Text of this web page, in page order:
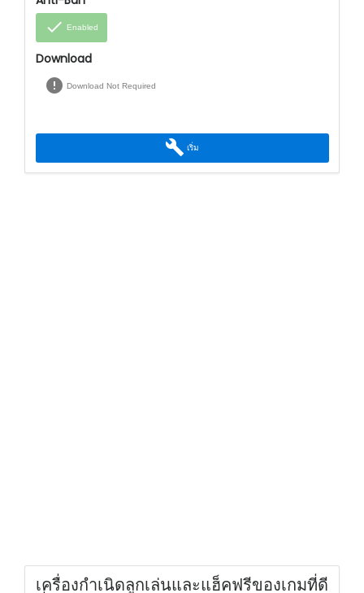
done Enabled
Download
error Download Not Required
build เริ่ม
เครื่องกำเนิดลูกเล่นและแฮ็คฟรีของเกมที่ดี